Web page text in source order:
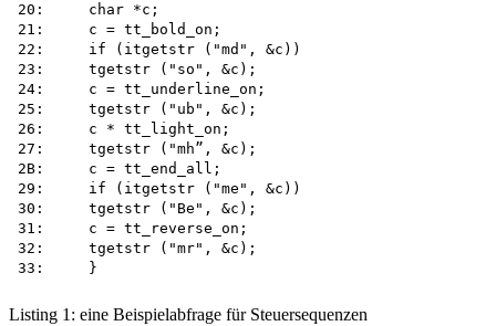
20:	char *c;
21:	c = tt_bold_on;
22:	if (itgetstr ("md", &c))
23:	tgetstr ("so", &c);
24:	c = tt_underline_on;
25:	tgetstr ("ub", &c);
26:	c * tt_light_on;
27:	tgetstr ("mh”, &c);
2B:	c = tt_end_all;
29:	if (itgetstr ("me", &c))
30:	tgetstr ("Be", &c);
31:	c = tt_reverse_on;
32:	tgetstr ("mr", &c);
Listing 1: eine Beispielabfrage für Steuersequenzen